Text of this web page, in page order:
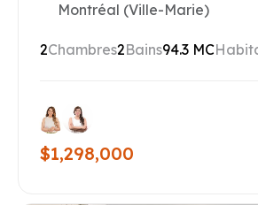
Montréal (Ville-Marie)
2Chambres2Bains94.3 MC
$1,298,000